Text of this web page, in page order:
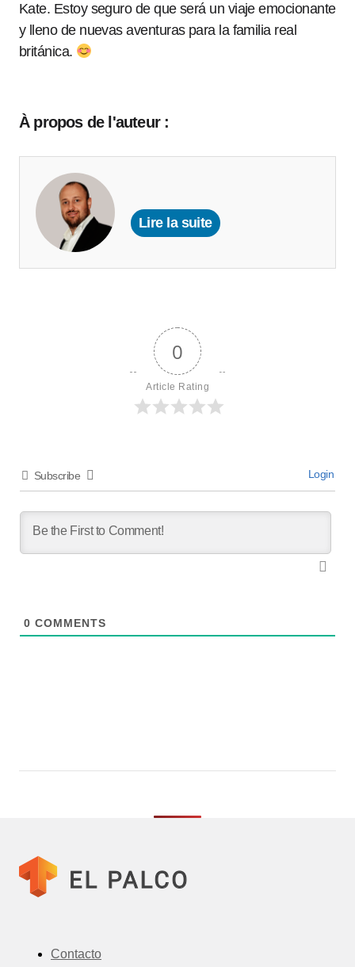
Kate. Estoy seguro de que será un viaje emocionante
y lleno de nuevas aventuras para la familia real
británica.
À propos de l'auteur :
Lire la suite
0
Article Rating
Subscribe Login
0 COMMENTS
Contacto